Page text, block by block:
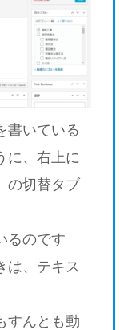
書いている
に、右上に
の切替タブ
るのです
は、テキス
すんとも動